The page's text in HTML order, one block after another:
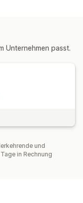
Unternehmen passt.
und
in Rechnung